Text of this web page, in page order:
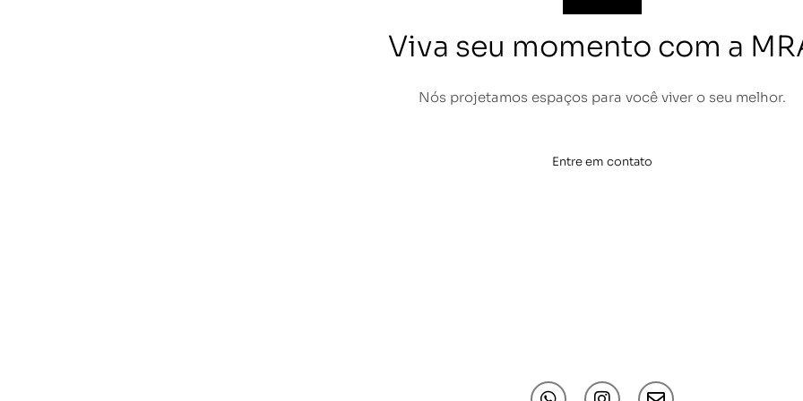
Viva seu momento com a
Nós projetamos espaços para você viver o seu melhor.
Entre em contato